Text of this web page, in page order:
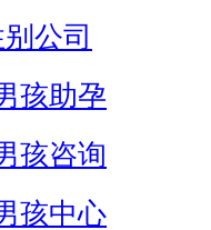
公司
孩助孕
孩咨询
孩中心